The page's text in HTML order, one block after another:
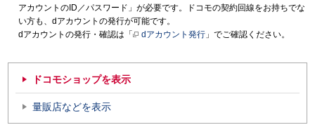
アカウントのID／パスワード」が必要です。ドコモの契約回線をお持ちでな
い方も、dアカウントの発行が可能です。
dアカウントの発行・確認は「
dアカウント発行 」でご確認ください。
ドコモショップを表示
量販店などを表示